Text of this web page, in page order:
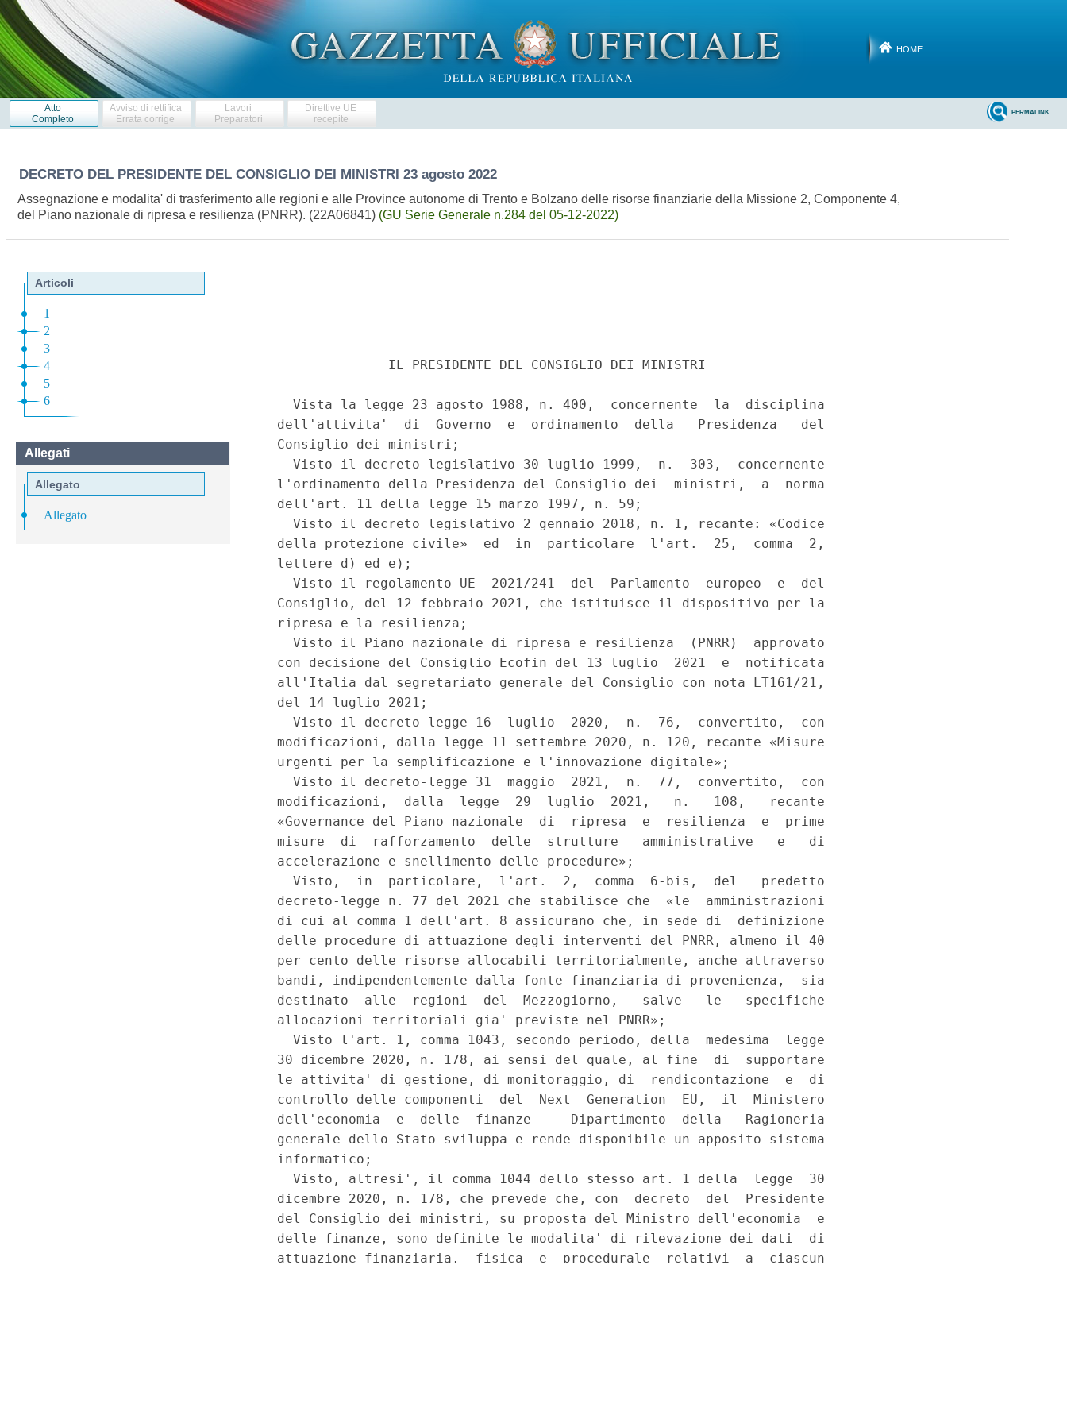
HOME
Atto
Completo
Avviso di rettifica
Errata corrige
Lavori
Preparatori
Direttive UE
recepite
PERMALINK
DECRETO DEL PRESIDENTE DEL CONSIGLIO DEI MINISTRI 23 agosto 2022
Assegnazione e modalita' di trasferimento alle regioni e alle Province autonome di Trento e Bolzano delle risorse finanziarie della Missione 2, Componente 4,
del Piano nazionale di ripresa e resilienza (PNRR). (22A06841) (GU Serie Generale n.284 del 05-12-2022)